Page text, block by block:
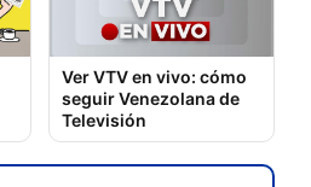
Ver VTV en vivo: cómo
seguir Venezolana de
Televisión